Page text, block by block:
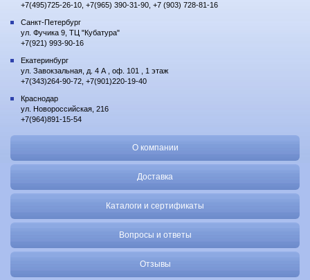
+7(495)725-26-10, +7(965) 390-31-90, +7 (903) 728-81-16
Санкт-Петербург
ул. Фучика 9, ТЦ "Кубатура"
+7(921) 993-90-16
Екатеринбург
ул. Завокзальная, д. 4 А , оф. 101 , 1 этаж
+7(343)264-90-72, +7(901)220-19-40
Краснодар
ул. Новороссийская, 216
+7(964)891-15-54
О компании
Доставка
Каталоги и сертификаты
Вопросы и ответы
Отзывы